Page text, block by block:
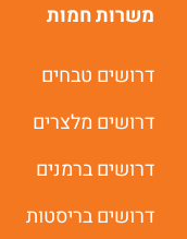
משרות חמות
דרושים טבחים
דרושים מלצרים
דרושים ברמנים
דרושים בריסטות
משרות